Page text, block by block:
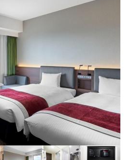
장실 별도)
) / 베이비 침대 설치(불가)
까지 가능합니다.
품